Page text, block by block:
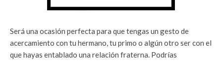
Será una ocasión perfecta para que tengas un gesto de
acercamiento con tu hermano, tu primo o algún otro ser con el
que hayas entablado una relación fraterna. Podrías